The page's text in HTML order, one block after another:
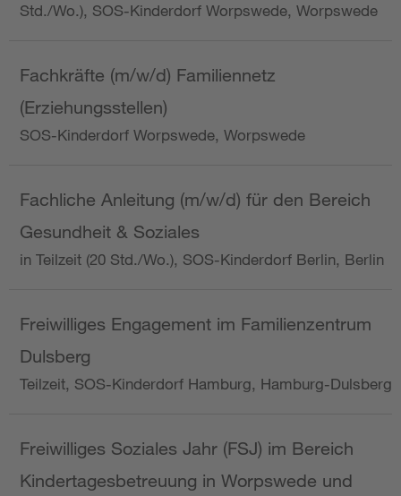
Std./Wo.), SOS-Kinderdorf Worpswede, Worpswede
Fachkräfte (m/w/d) Familiennetz
(Erziehungsstellen)
SOS-Kinderdorf Worpswede, Worpswede
Fachliche Anleitung (m/w/d) für den Bereich
Gesundheit & Soziales
in Teilzeit (20 Std./Wo.), SOS-Kinderdorf Berlin, Berlin
Freiwilliges Engagement im Familienzentrum
Dulsberg
Teilzeit, SOS-Kinderdorf Hamburg, Hamburg-Dulsberg
Freiwilliges Soziales Jahr (FSJ) im Bereich
Kindertagesbetreuung in Worpswede und